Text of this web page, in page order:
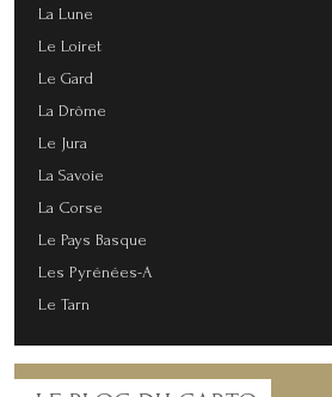
La Lune
Le Loiret
Le Gard
La Drôme
Le Jura
La Savoie
La Corse
Le Pays Basque
Les Pyrénées-A
Le Tarn